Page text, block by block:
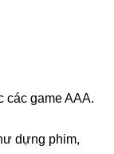
các game AAA.
dựng phim,